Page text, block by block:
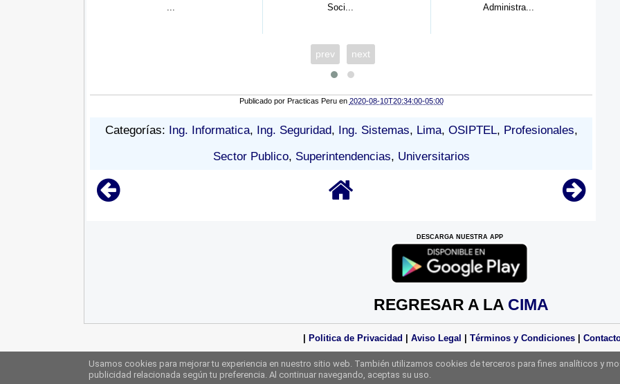
Administra...
Derec...
prev next
Publicado por Practicas Peru en 2020-08-10T20:34:00-05:00
Categorías: Ing. Informatica, Ing. Seguridad, Ing. Sistemas, Lima, OSIPTEL, Profesionales,
Sector Publico, Superintendencias, Universitarios
DESCARGA NUESTRA APP
REGRESAR A LA CIMA
Politica de Privacidad Aviso Legal Términos y Condiciones
Derechos Reservados Practicas Perú 2025
Web Diseñada Por
Usamos cookies para mejorar tu experiencia en nuestro sitio web. También utilizamos cookies de terceros para fines analíticos y
publicidad relacionada según tu preferencia. Al continuar navegando, aceptas su uso.